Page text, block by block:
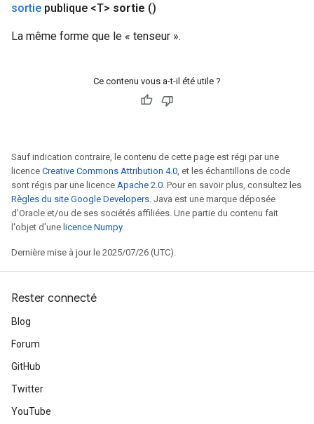
sortie publique <T> sortie ()
La même forme que le « tenseur ».
Ce contenu vous a-t-il été utile ?
Sauf indication contraire, le contenu de cette page est régi par une
licence Creative Commons Attribution 4.0, et les échantillons de code
sont régis par une licence Apache 2.0. Pour en savoir plus, consultez les
Règles du site Google Developers. Java est une marque déposée
d'Oracle et/ou de ses sociétés affiliées. Une partie du contenu fait
l'objet d'une licence Numpy.
Dernière mise à jour le 2025/07/26 (UTC).
Rester connecté
Blog
Forum
GitHub
Twitter
YouTube